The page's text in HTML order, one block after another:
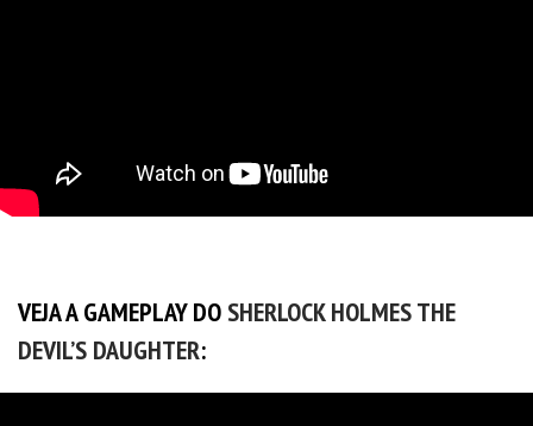
VEJA A GAMEPLAY DO SHERLOCK HOLMES THE
DEVIL’S DAUGHTER: